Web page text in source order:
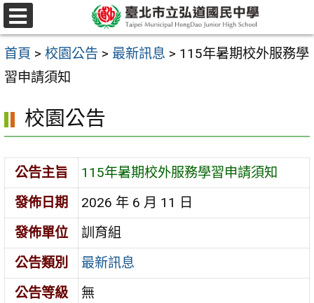
跳
至
主
要
容
區
選
單
首頁 > 校園公告 > 最新訊息 > 115年暑期校外服務學
習申請須知
校園公告
公告主旨
115年暑期校外服務學習申請須知
發佈日期
2026 年 6 月 11 日
發佈單位
訓育組
公告類別
最新訊息
公告等級
無